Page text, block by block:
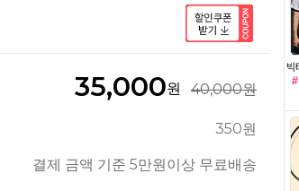
35,000원 40,000원
350원
결제 금액 기준 5만원이상 무료배송